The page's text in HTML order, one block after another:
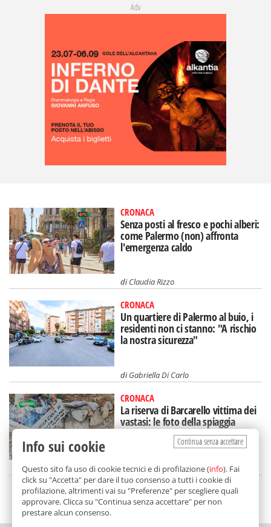
Adv
CRONACA
Senza posti al fresco e pochi alberi:
come Palermo (non) affronta
l'emergenza caldo
diClaudia Rizzo
CRONACA
Un quartiere di Palermo al buio, i
residenti non ci stanno: "A rischio
la nostra sicurezza"
diGabriella Di Carlo
CRONACA
La riserva di Barcarello vittima dei
vastasi: le foto della spiaggia
lasciata nel degrado
diAlice Marchese
SCELTO DA BALARM
Continua senza accettare
Info sui cookie
Questo sito fa uso di cookie tecnici e di profilazione (info). Fai
click su "Accetta" per dare il tuo consenso a tutti i cookie di
profilazione, altrimenti vai su "Preferenze" per scegliere quali
approvare. Clicca su "Continua senza accettare" per non
prestare alcun consenso.